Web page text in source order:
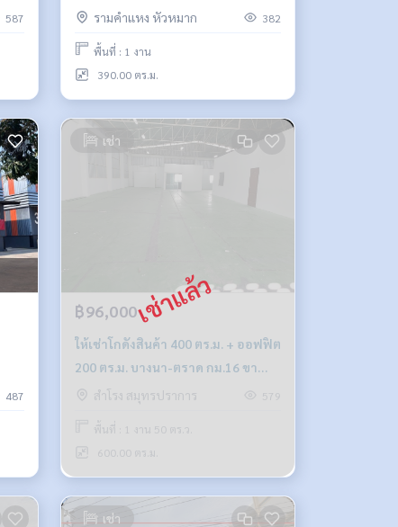
587 รามคำแหง หัวหมาก 382
พื้นที่ : 1 งาน
390.00 ตร.ม.
487
เช่า
฿96,000
ให้เช่าโกดังสินค้า 400 ตร.ม. + ออฟฟิต
200 ตร.ม. บางนา-ตราด กม.16 ขา
ออกสำโรง สมุทรปราการ 579
พื้นที่ : 1 งาน 50 ตร.ว.
600.00 ตร.ม.
เช่า